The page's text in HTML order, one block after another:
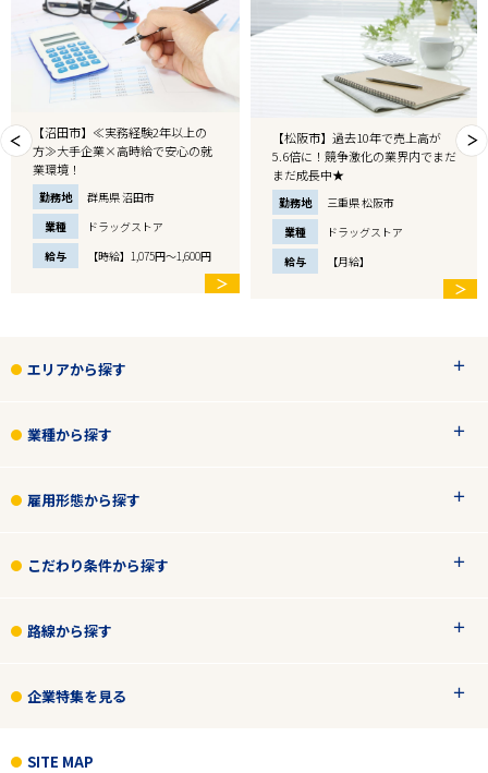
【沼田市】≪実務経験2年以上の
方≫大手企業×高時給で安心の就
業環境！
勤務地
群馬県 沼田市
業種
ドラッグストア
給与
【時給】1,075円～1,600円
＞
【松阪市】過去10年で売上高が
5.6倍に！競争激化の業界内でまだ
まだ成長中★
勤務地
三重県 松阪市
業種
ドラッグストア
給与
【月給】
＞
エリアから探す
業種から探す
雇用形態から探す
こだわり条件から探す
路線から探す
企業特集を見る
SITE MAP